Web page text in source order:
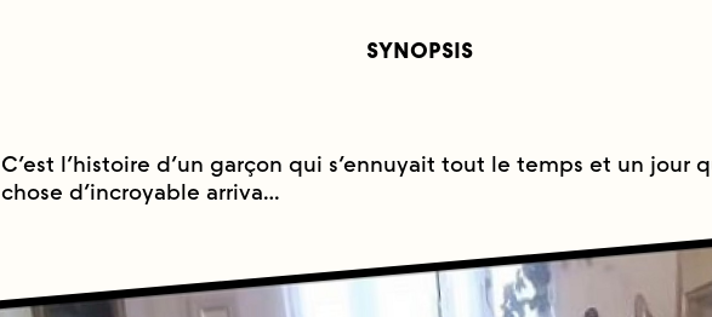
SYNOPSIS
C’est l’histoire d’un garçon qui s’ennuyait tout le temps et un jour
chose d’incroyable arriva…